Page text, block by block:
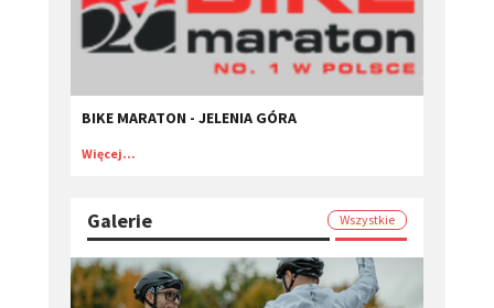
BIKE MARATON - JELENIA GÓRA
Więcej...
Galerie Wszystkie